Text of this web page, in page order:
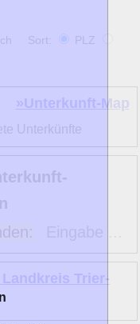
Sort:
PLZ
»Unterkunft-Map
Unterkünfte
Landkreis Trier-